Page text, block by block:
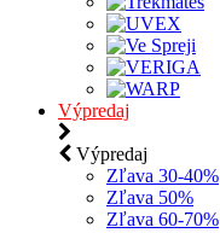
Výpredaj
Výpredaj
Zľava 30-40%
Zľava 50%
Zľava 60-70%